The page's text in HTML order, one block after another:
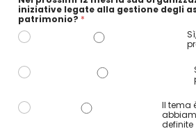
iniziative legate alla gestione degli
patrimonio? *
Il tema
definite